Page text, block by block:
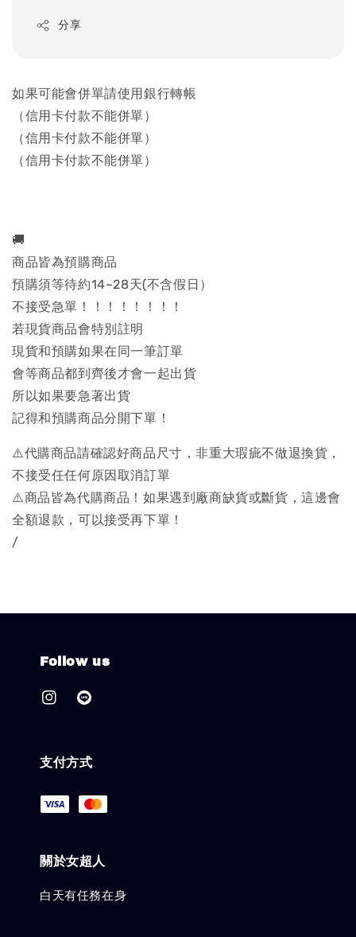
分享
如果可能會併單請使用銀行轉帳
（信用卡付款不能併單）
（信用卡付款不能併單）
（信用卡付款不能併單）
🚚
商品皆為預購商品
預購須等待約14~28天(不含假日）
不接受急單！！！！！！！！
若現貨商品會特別註明
現貨和預購如果在同一筆訂單
會等商品都到齊後才會一起出貨
所以如果要急著出貨
記得和預購商品分開下單！
⚠️代購商品請確認好商品尺寸，非重大瑕疵不做退換貨，
不接受任任何原因取消訂單
⚠️商品皆為代購商品！如果遇到廠商缺貨或斷貨，這邊會
全額退款，可以接受再下單！
/
Follow us
支付方式
關於女超人
白天有任務在身